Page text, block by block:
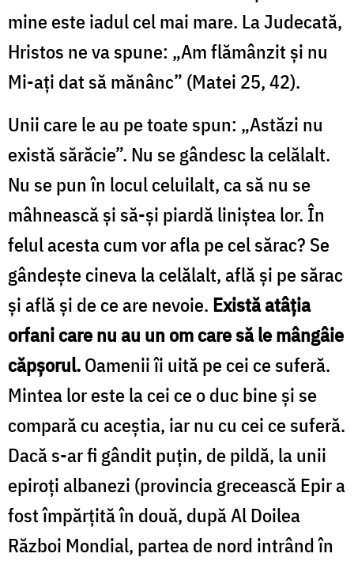
mine este iadul cel mai mare. La Judecată,
Hristos ne va spune: „Am flămânzit și nu
Mi-ați dat să mănânc” (Matei 25, 42).
Unii care le au pe toate spun: „Astăzi nu
există sărăcie”. Nu se gândesc la celălalt.
Nu se pun în locul celuilalt, ca să nu se
mâhnească și să-și piardă liniștea lor. În
felul acesta cum vor afla pe cel sărac? Se
gândește cineva la celălalt, află și pe sărac
și află și de ce are nevoie. Există atâția
orfani care nu au un om care să le mângâie
căpșorul.Oamenii îi uită pe cei ce suferă.
Mintea lor este la cei ce o duc bine și se
compară cu aceștia, iar nu cu cei ce suferă.
Dacă s-ar fi gândit puțin, de pildă, la unii
epiroți albanezi (provincia grecească Epir a
fost împărțită în două, după Al Doilea
Război Mondial, partea de nord intrând în